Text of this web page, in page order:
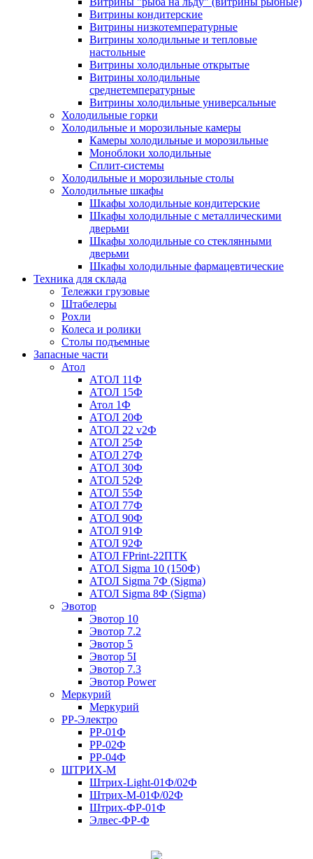
Витрины кондитерские
Витрины низкотемпературные
Витрины холодильные и тепловые
настольные
Витрины холодильные открытые
Витрины холодильные
среднетемпературные
Витрины холодильные универсальные
Холодильные горки
Холодильные и морозильные камеры
Камеры холодильные и морозильные
Моноблоки холодильные
Сплит-системы
Холодильные и морозильные столы
Холодильные шкафы
Шкафы холодильные кондитерские
Шкафы холодильные с металлическими
дверьми
Шкафы холодильные со стеклянными
дверьми
Шкафы холодильные фармацевтические
Техника для склада
Тележки грузовые
Штабелеры
Рохли
Колеса и ролики
Столы подъемные
Запасные части
Атол
АТОЛ 11Ф
АТОЛ 15Ф
Атол 1Ф
АТОЛ 20Ф
АТОЛ 22 v2Ф
АТОЛ 25Ф
АТОЛ 27Ф
АТОЛ 30Ф
АТОЛ 52Ф
АТОЛ 55Ф
АТОЛ 77Ф
АТОЛ 90Ф
АТОЛ 91Ф
АТОЛ 92Ф
АТОЛ FPrint-22ПТК
АТОЛ Sigma 10 (150Ф)
АТОЛ Sigma 7Ф (Sigma)
АТОЛ Sigma 8Ф (Sigma)
Эвотор
Эвотор 10
Эвотор 7.2
Эвотор 5
Эвотор 5I
Эвотор 7.3
Эвотор Power
Меркурий
Меркурий
РР-Электро
РР-01Ф
РР-02Ф
РР-04Ф
ШТРИХ-М
Штрих-Light-01Ф/02Ф
Штрих-М-01Ф/02Ф
Штрих-ФР-01Ф
Элвес-ФР-Ф